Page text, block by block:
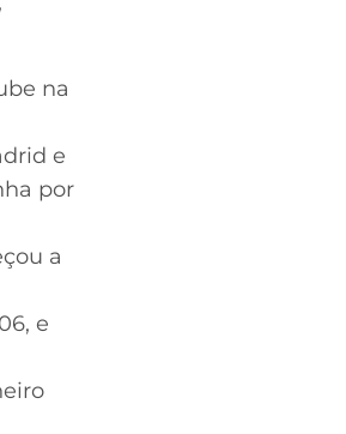
na
e
por
a
e